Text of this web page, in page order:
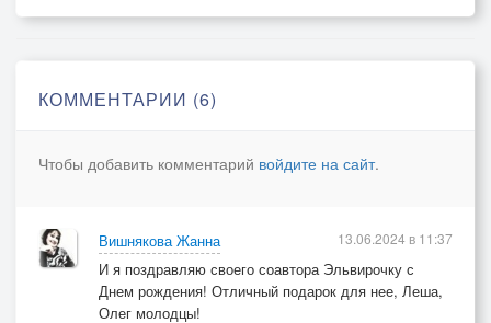
Где же ты, моя подружка?
2 купл
Был я на Памире.
Даже в Антарктиде
Я искал Эльвиру.
КОММЕНТАРИИ (6)
Чтобы добавить комментарий войдите на сайт.
Вишнякова Жанна
И я поздравляю своего соавтора Эльвирочку с
Днем рождения! Отличный подарок для нее, Леша,
Олег молодцы!
13.06.2024 в 11:37